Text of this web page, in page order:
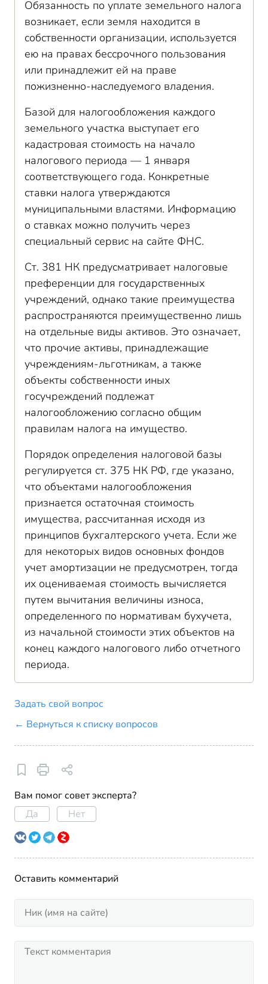
Обязанность по уплате земельного налога
возникает, если земля находится в
собственности организации, используется
ею на правах бессрочного пользования
или принадлежит ей на праве
пожизненно-наследуемого владения.
Базой для налогообложения каждого
земельного участка выступает его
кадастровая стоимость на начало
налогового периода — 1 января
соответствующего года. Конкретные
ставки налога утверждаются
муниципальными властями. Информацию
о ставках можно получить через
специальный сервис на сайте ФНС.
Ст. 381 НК предусматривает налоговые
преференции для государственных
учреждений, однако такие преимущества
распространяются преимущественно лишь
на отдельные виды активов. Это означает,
что прочие активы, принадлежащие
учреждениям-льготникам, а также
объекты собственности иных
госучреждений подлежат
налогообложению согласно общим
правилам налога на имущество.
Порядок определения налоговой базы
регулируется ст. 375 НК РФ, где указано,
что объектами налогообложения
признается остаточная стоимость
имущества, рассчитанная исходя из
принципов бухгалтерского учета. Если же
для некоторых видов основных фондов
учет амортизации не предусмотрен, тогда
их оцениваемая стоимость вычисляется
путем вычитания величины износа,
определенного по нормативам бухучета,
из начальной стоимости этих объектов на
конец каждого налогового либо отчетного
периода.
Задать свой вопрос
← Вернуться к списку вопросов
Вам помог совет эксперта?
Да
Нет
Оставить комментарий